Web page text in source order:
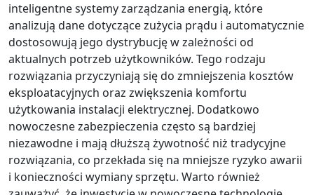
inteligentne systemy zarządzania energią, które
analizują dane dotyczące zużycia prądu i automatycznie
dostosowują jego dystrybucję w zależności od
aktualnych potrzeb użytkowników. Tego rodzaju
rozwiązania przyczyniają się do zmniejszenia kosztów
eksploatacyjnych oraz zwiększenia komfortu
użytkowania instalacji elektrycznej. Dodatkowo
nowoczesne zabezpieczenia często są bardziej
niezawodne i mają dłuższą żywotność niż tradycyjne
rozwiązania, co przekłada się na mniejsze ryzyko awarii
i konieczności wymiany sprzętu. Warto również